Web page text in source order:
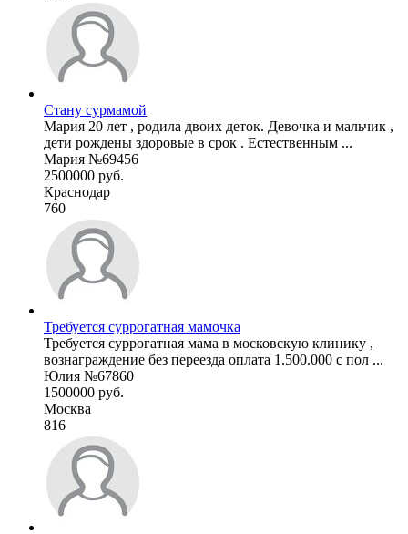
Стану сурмамой
Мария 20 лет , родила двоих деток. Девочка и мальчик ,
дети рождены здоровые в срок . Естественным ...
Мария №69456
2500000 руб.
Краснодар
760
Требуется суррогатная мамочка
Требуется суррогатная мама в московскую клинику ,
вознаграждение без переезда оплата 1.500.000 с пол ...
Юлия №67860
1500000 руб.
Москва
816